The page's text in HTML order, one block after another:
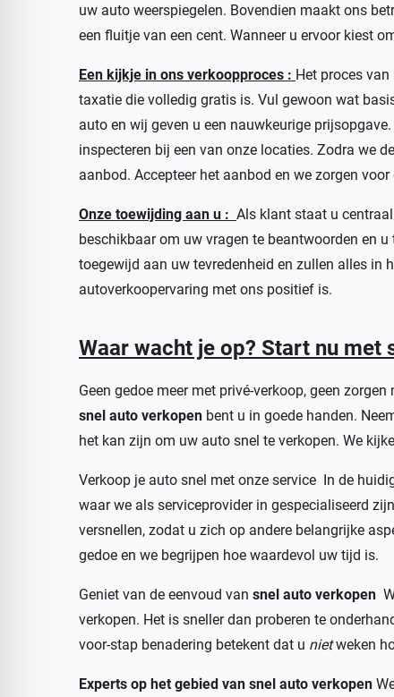
uw auto weerspiegelen. Bovendien maakt ons
een fluitje van een cent. Wanneer u ervoor kiest
Een kijkje in ons verkoopproces : Het proces van
taxatie die volledig gratis is. Vul gewoon wat
auto en wij geven u een nauwkeurige
inspecteren bij een van onze locaties. Zodra we
aanbod. Accepteer het aanbod en we zorgen
Onze toewijding aan u : Als klant staat u
beschikbaar om uw vragen te beantwoorden en
toegewijd aan uw tevredenheid en zullen alles in
autoverkoopervaring met ons positief is.
Waar wacht je op? Start nu met
Geen gedoe meer met privé-verkoop, geen
snel auto verkopen bent u in goede handen.
het kan zijn om uw auto snel te verkopen. We
Verkoop je auto snel met onze service In de
waar we als serviceprovider in gespecialiseerd
versnellen, zodat u zich op andere belangrijke
gedoe en we begrijpen hoe waardevol uw tijd is.
Geniet van de eenvoud van snel auto verkopen
verkopen. Het is sneller dan proberen te
voor-stap benadering betekent dat u nietweken
Experts op het gebied van snel auto verkopen